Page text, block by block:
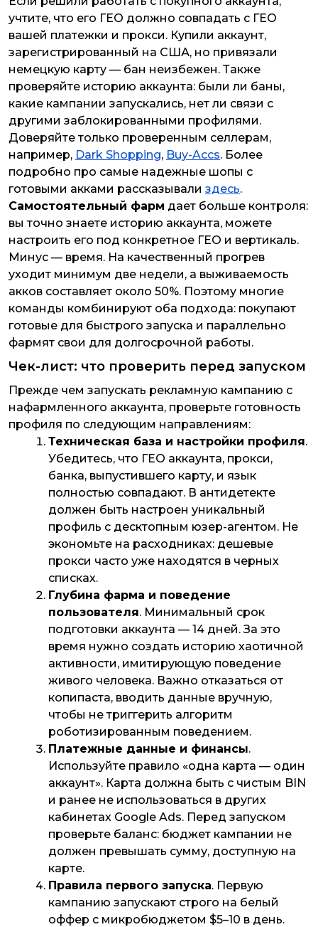
учтите, что его ГЕО должно совпадать с ГЕО
вашей платежки и прокси. Купили аккаунт,
зарегистрированный на США, но привязали
немецкую карту — бан неизбежен. Также
проверяйте историю аккаунта: были ли баны,
какие кампании запускались, нет ли связи с
другими заблокированными профилями.
Доверяйте только проверенным селлерам,
например, Dark Shopping, Buy-Accs. Более
подробно про самые надежные шопы с
готовыми акками рассказывали здесь.
Самостоятельный фарм дает больше контроля:
вы точно знаете историю аккаунта, можете
настроить его под конкретное ГЕО и вертикаль.
Минус — время. На качественный прогрев
уходит минимум две недели, а выживаемость
акков составляет около 50%. Поэтому многие
команды комбинируют оба подхода: покупают
готовые для быстрого запуска и параллельно
фармят свои для долгосрочной работы.
Чек-лист: что проверить перед запуском
Прежде чем запускать рекламную кампанию с
нафармленного аккаунта, проверьте готовность
профиля по следующим направлениям:
Техническая база и настройки профиля.
Убедитесь, что ГЕО аккаунта, прокси,
банка, выпустившего карту, и язык
полностью совпадают. В антидетекте
должен быть настроен уникальный
профиль с десктопным юзер-агентом. Не
экономьте на расходниках: дешевые
прокси часто уже находятся в черных
списках.
Глубина фарма и поведение
пользователя. Минимальный срок
подготовки аккаунта — 14 дней. За это
время нужно создать историю хаотичной
активности, имитирующую поведение
живого человека. Важно отказаться от
копипаста, вводить данные вручную,
чтобы не триггерить алгоритм
роботизированным поведением.
Платежные данные и финансы.
Используйте правило «одна карта — один
аккаунт». Карта должна быть с чистым BIN
и ранее не использоваться в других
кабинетах Google Ads. Перед запуском
проверьте баланс: бюджет кампании не
должен превышать сумму, доступную на
карте.
Правила первого запуска. Первую
кампанию запускают строго на белый
оффер с микробюджетом $5–10 в день.